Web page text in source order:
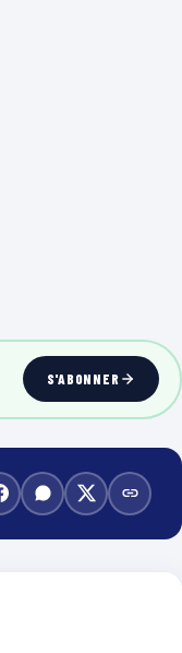
S'ABONNER